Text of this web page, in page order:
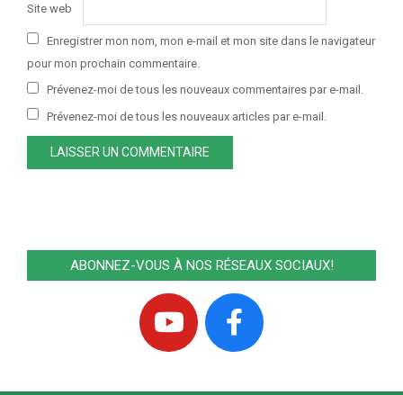
Site web
Enregistrer mon nom, mon e-mail et mon site dans le navigateur
pour mon prochain commentaire.
Prévenez-moi de tous les nouveaux commentaires par e-mail.
Prévenez-moi de tous les nouveaux articles par e-mail.
ABONNEZ-VOUS À NOS RÉSEAUX SOCIAUX!